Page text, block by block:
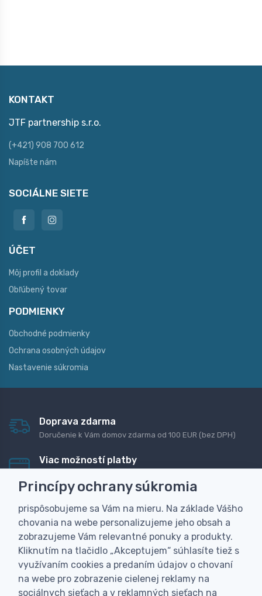
KONTAKT
JTF partnership s.r.o.
(+421) 908 700 612
Napíšte nám
SOCIÁLNE SIETE
ÚČET
Môj profil a doklady
Obľúbený tovar
PODMIENKY
Obchodné podmienky
Ochrana osobných údajov
Nastavenie súkromia
Doprava zdarma
Doručenie k Vám domov zdarma od 100 EUR (bez DPH)
Viac možností platby
dobierku
Personalizácia
Vyrobíme Vám vlastný originálny darček
Skúsenosť
Široký sortiment, z ktorého Vám pomôžeme vybrať
Princípy ochrany súkromia
prispôsobujeme sa Vám na mieru. Na základe Vášho
chovania na webe personalizujeme jeho obsah a
zobrazujeme Vám relevantné ponuky a produkty.
Kliknutím na tlačidlo „Akceptujem“ súhlasíte tiež s
využívaním cookies a predaním údajov o chovaní
na webe pro zobrazenie cielenej reklamy na
sociálnych sieťach a v reklamných sieťach na